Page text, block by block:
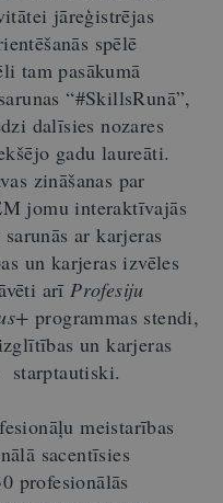
jāreģistrējas
spēlē
tam pasākumā
“#SkillsRunā”,
dalīsies nozares
gadu laureāti.
zināšanas par
jomu interaktīvajās
ar karjeras
un karjeras izvēles
arī Profesiju
programmas stendi,
un karjeras
starptautiski.
meistarības
sacentīsies
profesionālās